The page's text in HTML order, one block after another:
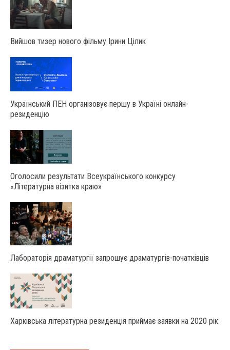
Вийшов тизер нового фільму Ірини Цілик
Український ПЕН організовує першу в Україні онлайн-
резиденцію
Оголосили результати Всеукраїнського конкурсу
«Літературна візитка краю»
Лабораторія драматургії запрошує драматургів-початківців
Харківська літературна резиденція приймає заявки на 2020 рік